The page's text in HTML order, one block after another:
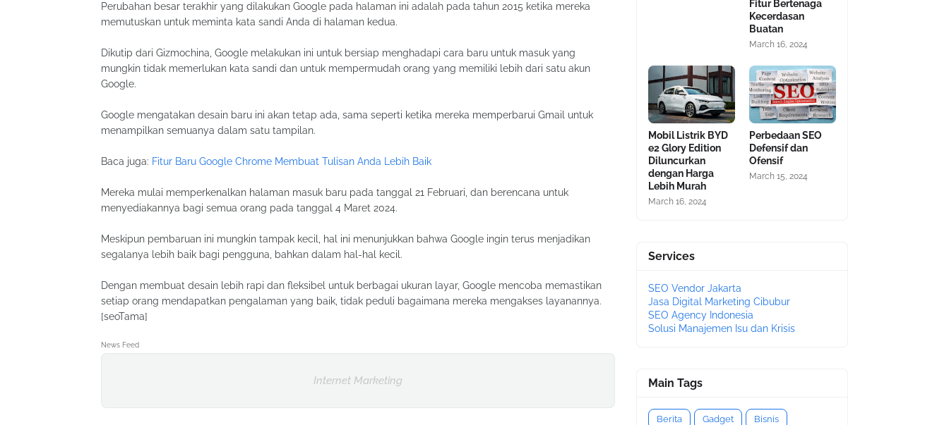
Perubahan besar terakhir yang dilakukan Google pada halaman ini adalah pada tahun 2015 ketika mereka
memutuskan untuk meminta kata sandi Anda di halaman kedua.
Dikutip dari Gizmochina, Google melakukan ini untuk bersiap menghadapi cara baru untuk masuk yang
mungkin tidak memerlukan kata sandi dan untuk mempermudah orang yang memiliki lebih dari satu akun
Google.
Google mengatakan desain baru ini akan tetap ada, sama seperti ketika mereka memperbarui Gmail untuk
menampilkan semuanya dalam satu tampilan.
Baca juga: Fitur Baru Google Chrome Membuat Tulisan Anda Lebih Baik
Mereka mulai memperkenalkan halaman masuk baru pada tanggal 21 Februari, dan berencana untuk
menyediakannya bagi semua orang pada tanggal 4 Maret 2024.
Meskipun pembaruan ini mungkin tampak kecil, hal ini menunjukkan bahwa Google ingin terus menjadikan
segalanya lebih baik bagi pengguna, bahkan dalam hal-hal kecil.
Dengan membuat desain lebih rapi dan fleksibel untuk berbagai ukuran layar, Google mencoba memastikan
setiap orang mendapatkan pengalaman yang baik, tidak peduli bagaimana mereka mengakses layanannya.
[seoTama]
News Feed
Internet Marketing
Fitur Bertenaga
Kecerdasan
Buatan
March 16, 2024
Mobil Listrik BYD
e2 Glory Edition
Diluncurkan
dengan Harga
Lebih Murah
March 16, 2024
Perbedaan SEO
Defensif dan
Ofensif
March 15, 2024
Services
SEO Vendor Jakarta
Jasa Digital Marketing Cibubur
SEO Agency Indonesia
Solusi Manajemen Isu dan Krisis
Main Tags
Berita Gadget Bisnis